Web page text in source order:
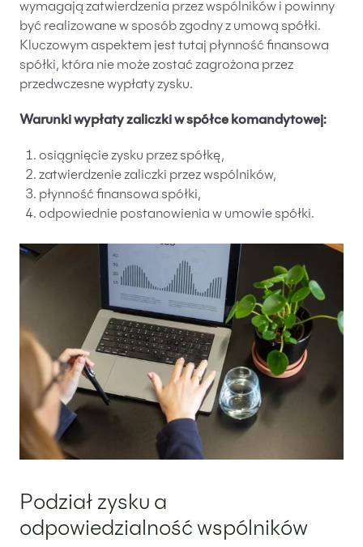
wymagają zatwierdzenia przez wspólników i powinny
być realizowane w sposób zgodny z umową spółki.
Kluczowym aspektem jest tutaj płynność finansowa
spółki, która nie może zostać zagrożona przez
przedwczesne wypłaty zysku.
Warunki wypłaty zaliczki w spółce komandytowej:
osiągnięcie zysku przez spółkę,
zatwierdzenie zaliczki przez wspólników,
płynność finansowa spółki,
odpowiednie postanowienia w umowie spółki.
Podział zysku a
odpowiedzialność wspólników